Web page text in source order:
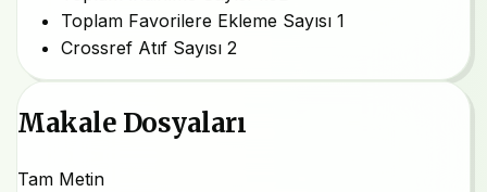
Toplam Favorilere Ekleme Sayısı 1
Crossref Atıf Sayısı 2
Makale Dosyaları
Tam Metin